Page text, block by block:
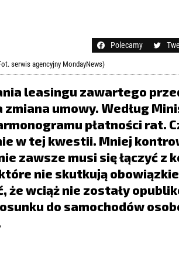
Polecamy
serwis agencyjny MondayNews)
leasingu zawartego
umowy. Według
płatności rat.
w tej kwestii. Mniej
zawsze musi się łączyć z
nie skutkują
wciąż nie zostały
do samochodów